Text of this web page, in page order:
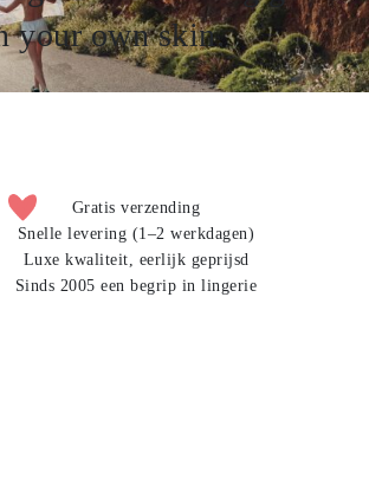
your own skin.
Gratis verzending
Snelle levering (1–2 werkdagen)
Luxe kwaliteit, eerlijk geprijsd
Sinds 2005 een begrip in lingerie